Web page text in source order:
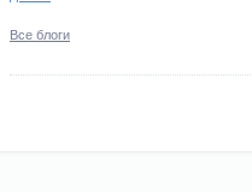
Все блоги